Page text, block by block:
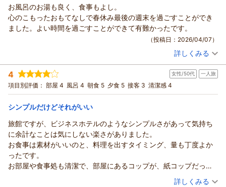
も自然も優しいのどかな旅を満喫しました。
鹿教湯温泉 くつろぎの宿 黒岩旅館からの返信
アヒル様
この度は、ご利用いただき、誠にありがとうございました。
丁寧で、あたたかいご感想をありがとうございます。
信州のお食事やお酒をお楽しみいただけたこと、量もちょうど
よかったとのお言葉に、ほっとしております。
滞在中も、快適にお過ごしいただけたようで安心しました。
散策や文殊堂、源泉かけ流しのお湯も満喫していただけて嬉し
いです。
また季節を変えて、のどかな時間をお過ごしにいらしてくださ
心よりお待ちしております。
（返信日：2026/04/30）
お風呂のお湯も良く、食事もよし。
心のこもったおもてなしで春休み最後の週末を過ごすことができ
ました。よい時間を過ごすことができて有難かったです。
（投稿日：2026/04/07）
投稿者： ぺーさん(女性/40代)
宿泊プラン： 【じゃらんのお得な10日間】【くつろぎの基本プラン】とろけ
る信州牛と里山の恵みを堪能
和室 朝・夕
宿泊価格帯： 20,001～21,000円(大人一人あたり/税込)
ぺー様
この度は、ご利用いただき、誠にありがとうございました。
春休み最後の週末を当館でお過ごしいただけたこと、とても嬉
しく思います。
お風呂やお食事もご満足いただけたようで安心しました。
食材に興味を持ってくださり、楽しそうに美味しく召し上がっ
詳しくみる
4 女性/50代 一人旅
項目別評価： 部屋 4 風呂 4 朝食 5 夕食 5 接客 3 清潔感 4
シンプルだけどそれがいい
旅館ですが、ビジネスホテルのようなシンプルさがあって気持ち
に余計なことは気にしない楽さがありました。
お食事は素材がいいのと、料理を出すタイミング、量も丁度よか
ったです。
お部屋や食事処も清潔で、部屋にあるコップが、紙コップだった
のも珍しくいろいろ考えて工夫されているなあと思いました。
（投稿日：2026/03/02）
詳しくみる